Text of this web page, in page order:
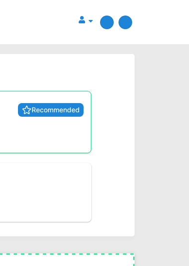
Recommended